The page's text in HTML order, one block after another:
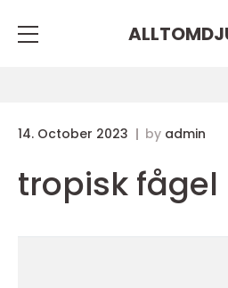
14. October 2023 by admin
tropisk fågel